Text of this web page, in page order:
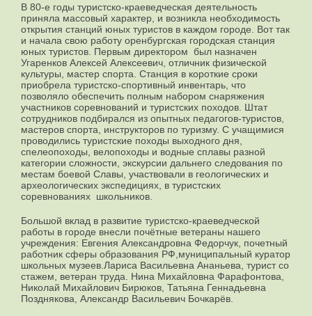
В 80-е годы туристско-краеведческая деятельность
приняла массовый характер, и возникла необходимость
открытия станций юных туристов в каждом городе. Вот так
и начала свою работу оренбургская городская станция
юных туристов. Первым директором был назначен
Угаренков Алексей Алексеевич, отличник физической
культуры, мастер спорта. Станция в короткие сроки
приобрела туристско-спортивный инвентарь, что
позволяло обеспечить полным набором снаряжения
участников соревнований и туристских походов. Штат
сотрудников подбирался из опытных педагогов-туристов,
мастеров спорта, инструкторов по туризму. С учащимися
проводились туристские походы выходного дня,
спелеопоходы, велопоходы и водные сплавы разной
категории сложности, экскурсии дальнего следования по
местам боевой Славы, участвовали в геологических и
археологических экспедициях, в туристских
соревнованиях школьников.
Большой вклад в развитие туристско-краеведческой
работы в городе внесли почётные ветераны нашего
учреждения: Евгения Александровна Федорчук, почетный
работник сферы образования РФ,муниципальный куратор
школьных музеев.Лариса Васильевна Ананьева, турист со
стажем, ветеран труда. Нина Михайловна Фарафонтова,
Николай Михайлович Бирюков, Татьяна Геннадьевна
Позднякова, Александр Васильевич Бочкарёв.